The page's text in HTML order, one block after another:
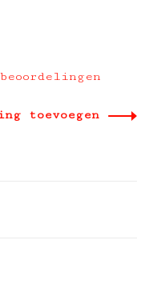
toevoegen